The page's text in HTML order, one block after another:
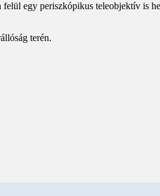
egy periszkópikus teleobjektív is
terén.